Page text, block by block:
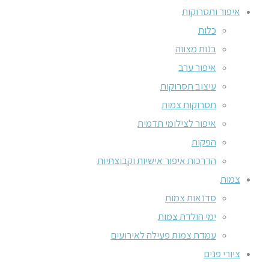
איפור ותסרוקות
כלות
בנות מצווה
איפור ערב
עיצוב תסרוקות
תסרוקות צמות
איפור לצילומי תדמית
הפקות
הדרכות איפור אישיות וקבוצתיות
צמות
סדנאות צמות
ימי הולדת צמות
עמדת צמות פעילה לאירועים
ציורי פנים